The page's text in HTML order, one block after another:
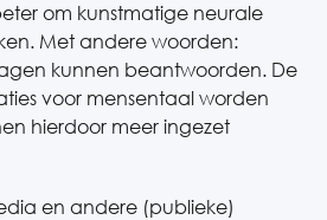
om kunstmatige neurale
Met andere woorden:
kunnen beantwoorden. De
voor mensentaal worden
hierdoor meer ingezet
en andere (publieke)